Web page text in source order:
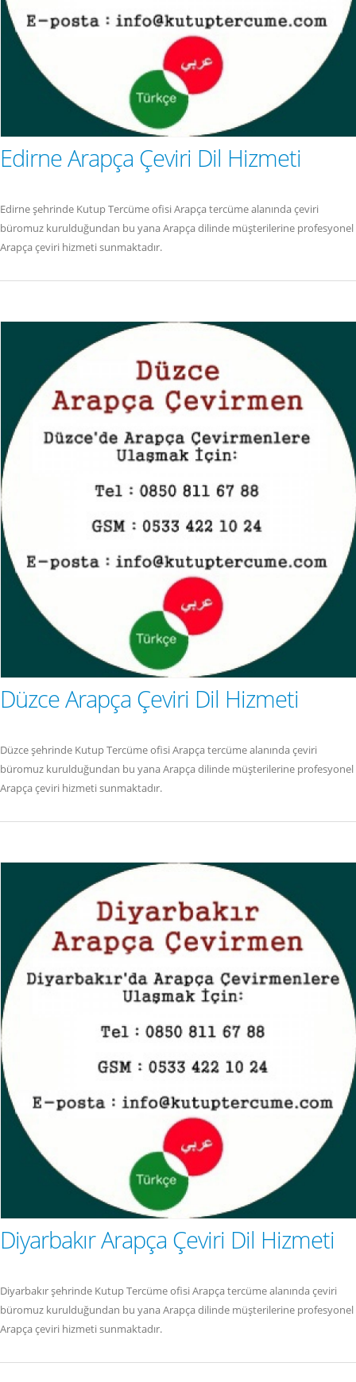
Edirne Arapça Çeviri Dil Hizmeti
Edirne şehrinde Kutup Tercüme ofisi Arapça tercüme alanında çeviri
büromuz kurulduğundan bu yana Arapça dilinde müşterilerine profesyonel
Arapça çeviri hizmeti sunmaktadır.
Düzce Arapça Çeviri Dil Hizmeti
Düzce şehrinde Kutup Tercüme ofisi Arapça tercüme alanında çeviri
büromuz kurulduğundan bu yana Arapça dilinde müşterilerine profesyonel
Arapça çeviri hizmeti sunmaktadır.
Diyarbakır Arapça Çeviri Dil Hizmeti
Diyarbakır şehrinde Kutup Tercüme ofisi Arapça tercüme alanında çeviri
büromuz kurulduğundan bu yana Arapça dilinde müşterilerine profesyonel
Arapça çeviri hizmeti sunmaktadır.